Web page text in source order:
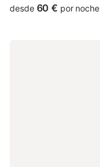
desde 60 € por noche